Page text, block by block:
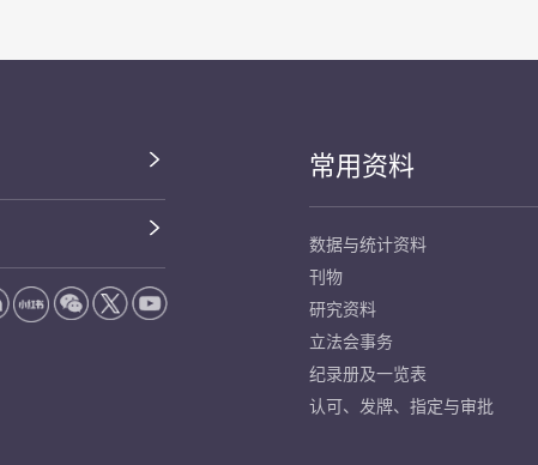
常用资料
数据与统计资料
刊物
研究资料
立法会事务
纪录册及一览表
认可、发牌、指定与审批